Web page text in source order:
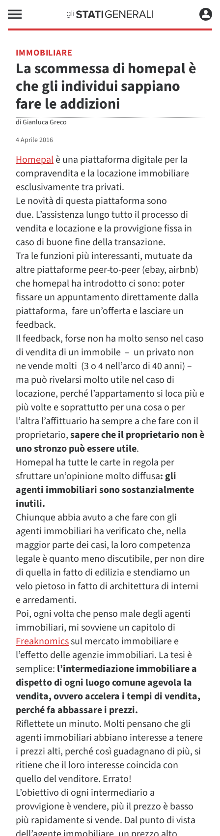
IMMOBILIARE
La scommessa di homepal è
che gli individui sappiano
fare le addizioni
diGianluca Greco
4 Aprile 2016
Homepalè una piattaforma digitale per la
compravendita e la locazione immobiliare
esclusivamente tra privati.
Le novità di questa piattaforma sono
due. L’assistenza lungo tutto il processo di
vendita e locazione e la provvigione fissa in
caso di buone fine della transazione.
Tra le funzioni più interessanti, mutuate da
altre piattaforme peer-to-peer (ebay, airbnb)
che homepal ha introdotto ci sono: poter
fissare un appuntamento direttamente dalla
piattaforma, fare un’offerta e lasciare un
feedback.
Il feedback, forse non ha molto senso nel caso
di vendita di un immobile – un privato non
ne vende molti (3 o 4 nell’arco di 40 anni) –
ma può rivelarsi molto utile nel caso di
locazione, perché l’appartamento si loca più e
più volte e soprattutto per una cosa o per
l’altra l’affittuario ha sempre a che fare con il
proprietario,sapere che il proprietario non è
uno stronzo può essere utile.
Homepal ha tutte le carte in regola per
sfruttare un’opinione molto diffusa: gli
agenti immobiliari sono sostanzialmente
inutili.
Chiunque abbia avuto a che fare con gli
agenti immobiliari ha verificato che, nella
maggior parte dei casi, la loro competenza
legale è quanto meno discutibile, per non dire
di quella in fatto di edilizia e stendiamo un
velo pietoso in fatto di architettura di interni
e arredamenti.
Poi, ogni volta che penso male degli agenti
immobiliari, mi sovviene un capitolo di
Freaknomicssul mercato immobiliare e
l’effetto delle agenzie immobiliari. La tesi è
semplice: l’intermediazione immobiliare a
dispetto di ogni luogo comune agevola la
vendita, ovvero accelera i tempi di vendita,
perché fa abbassare i prezzi.
Riflettete un minuto. Molti pensano che gli
agenti immobiliari abbiano interesse a tenere
i prezzi alti, perché così guadagnano di più, si
ritiene che il loro interesse coincida con
quello del venditore. Errato!
L’obiettivo di ogni intermediario a
provvigione è vendere, più il prezzo è basso
più rapidamente si vende. Dal punto di vista